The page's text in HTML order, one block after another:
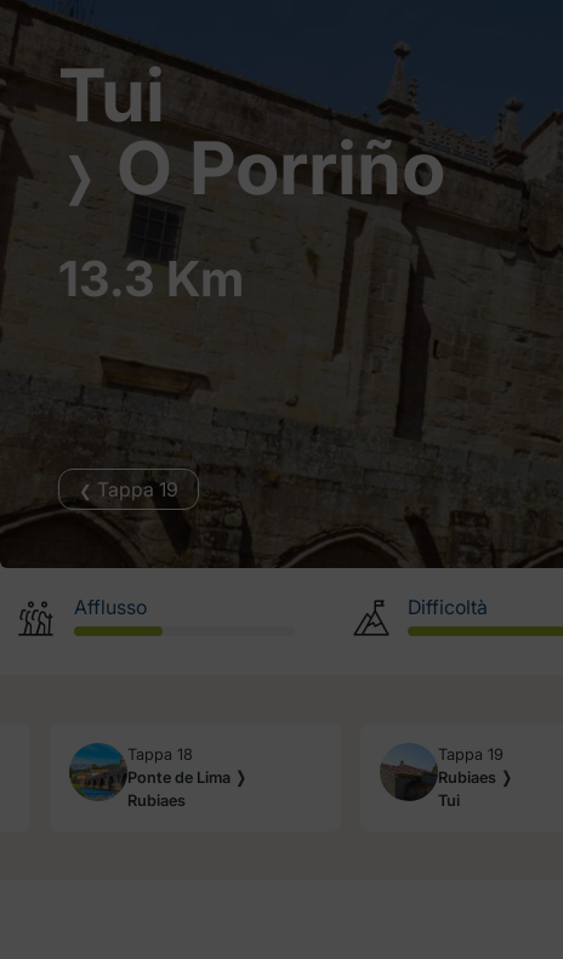
Tui
❭ O Porriño
13.3 Km
❮ Tappa 19
Afflusso Difficoltà
Tappa 18
Ponte de Lima ❭
Rubiaes
Tappa 19
Rubiaes ❭
Tui